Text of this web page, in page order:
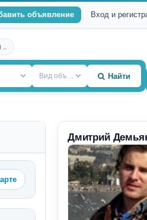
объявление Вход и
..
Вид объекта Найти
Дмитрий